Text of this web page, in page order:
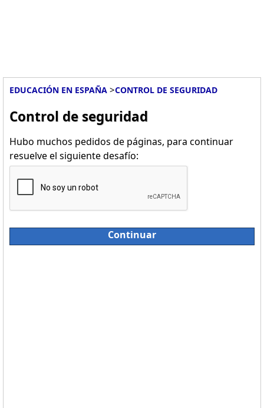
EDUCACIÓN EN ESPAÑA >CONTROL DE SEGURIDAD
Control de seguridad
Hubo muchos pedidos de páginas, para continuar
resuelve el siguiente desafío:
Continuar